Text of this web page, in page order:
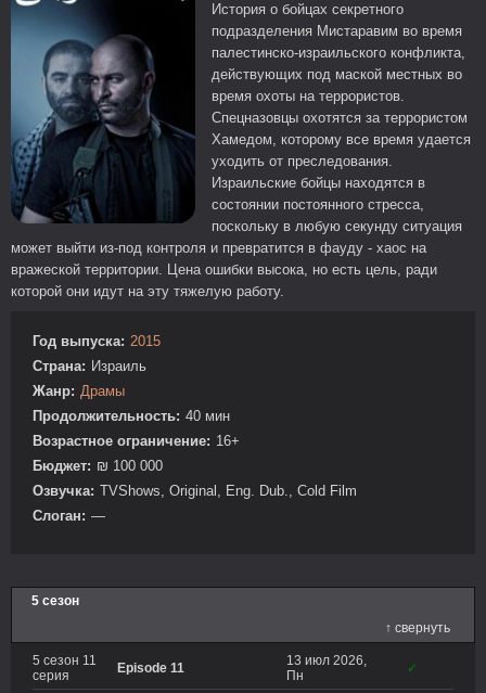
История о бойцах секретного
подразделения Мистаравим во время
палестинско-израильского конфликта,
действующих под маской местных во
время охоты на террористов.
Спецназовцы охотятся за террористом
Хамедом, которому все время удается
уходить от преследования.
Израильские бойцы находятся в
состоянии постоянного стресса,
поскольку в любую секунду ситуация
может выйти из-под контроля и превратится в фауду - хаос на
вражеской территории. Цена ошибки высока, но есть цель, ради
которой они идут на эту тяжелую работу.
Год выпуска: 2015
Страна: Израиль
Жанр: Драмы
Продолжительность: 40 мин
Возрастное ограничение: 16+
Бюджет: ₪ 100 000
Озвучка: TVShows, Original, Eng. Dub., Cold Film
Слоган: —
5 сезон
↑ свернуть
5 сезон 11
серия
Episode 11
13 июл 2026,
Пн
✓